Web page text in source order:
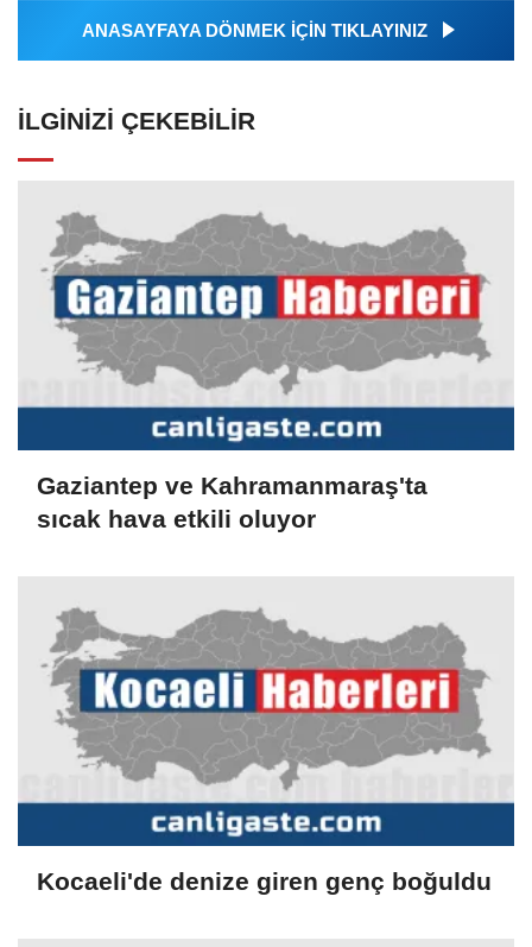
ANASAYFAYA DÖNMEK İÇİN TIKLAYINIZ
İLGINIZI ÇEKEBILIR
Gaziantep ve Kahramanmaraş'ta
sıcak hava etkili oluyor
Kocaeli'de denize giren genç boğuldu